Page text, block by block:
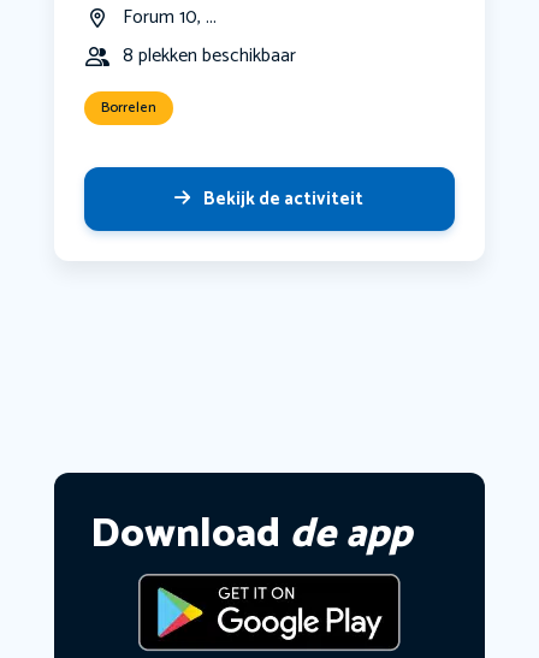
Forum 10, ...
8 plekken beschikbaar
Borrelen
Bekijk de activiteit
Download de app